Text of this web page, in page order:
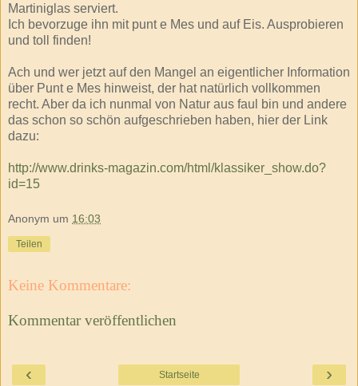
Martiniglas serviert.
Ich bevorzuge ihn mit punt e Mes und auf Eis. Ausprobieren
und toll finden!
Ach und wer jetzt auf den Mangel an eigentlicher Information
über Punt e Mes hinweist, der hat natürlich vollkommen
recht. Aber da ich nunmal von Natur aus faul bin und andere
das schon so schön aufgeschrieben haben, hier der Link
dazu:
http://www.drinks-magazin.com/html/klassiker_show.do?
id=15
Anonym um 16:03
Teilen
Keine Kommentare:
Kommentar veröffentlichen
‹ ›
Startseite